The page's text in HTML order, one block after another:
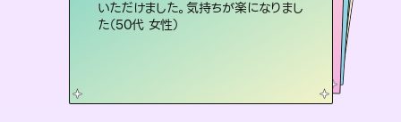
いただけました。気持ちが楽になりまし
た（50代 女性）
感じました（40代 女性）
しゃるんだなと驚きです（30代女性）